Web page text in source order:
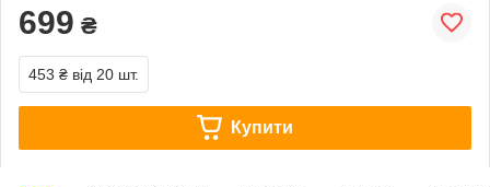
699 ₴
453 ₴ від 20 шт.
Купити